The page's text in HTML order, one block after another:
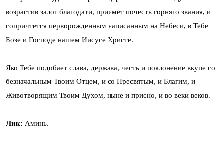
возрастив залог благодати, приимет почесть горняго звания, и
сопричтется перворожденным написанным на Небеси, в Тебе
Бозе и Господе нашем Иисусе Христе.
Яко Тебе подобает слава, держава, честь и поклонение вкупе со
безначальным Твоим Отцем, и со Пресвятым, и Благим, и
Животворящим Твоим Духом, ныне и присно, и во веки веков.
Лик: Аминь.